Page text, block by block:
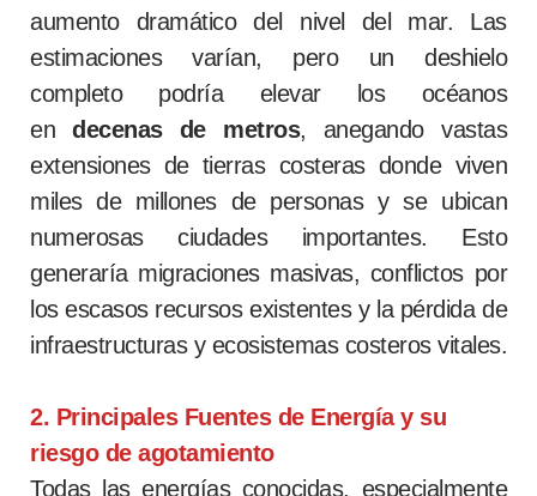
aumento dramático del nivel del mar. Las
estimaciones varían, pero un deshielo
completo podría elevar los océanos
endecenas de metros, anegando vastas
extensiones de tierras costeras donde viven
miles de millones de personas y se ubican
numerosas ciudades importantes. Esto
generaría migraciones masivas, conflictos por
los escasos recursos existentes y la pérdida de
infraestructuras y ecosistemas costeros vitales.
2. Principales Fuentes de Energía y su
riesgo de agotamiento
Todas las energías conocidas, especialmente